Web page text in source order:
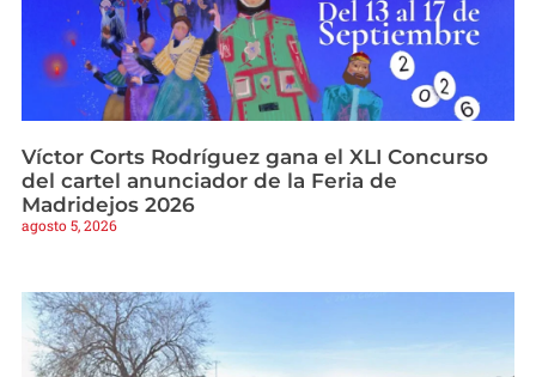
Víctor Corts Rodríguez gana el XLI Concurso
del cartel anunciador de la Feria de
Madridejos 2026
agosto 5, 2026